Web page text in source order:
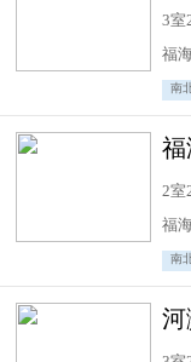
3室
福
南
2室
福
南